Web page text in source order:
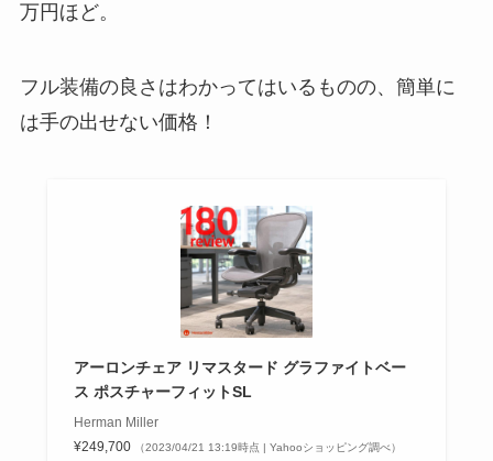
万円ほど。
フル装備の良さはわかってはいるものの、簡単に
は手の出せない価格！
アーロンチェア リマスタード グラファイトベー
ス ポスチャーフィットSL
Herman Miller
¥249,700
（2023/04/21 13:19時点 | Yahooショッピング調べ）